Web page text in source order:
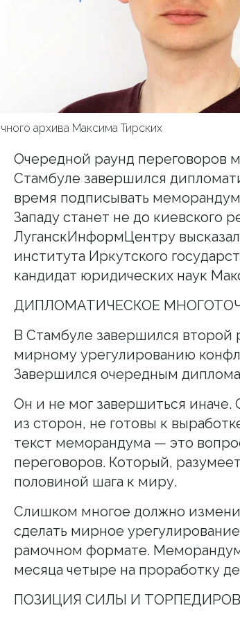
архива Максима Тирских
Очередной раунд переговоров
Стамбуле завершился
время подписывать
Западу станет не до киевского
ЛуганскИнформЦентру
института Иркутского
кандидат юридических наук
ДИПЛОМАТИЧЕСКОЕ
В Стамбуле завершился второй
мирному урегулированию
Завершился очередным
Он и не мог завершиться
из сторон, не готовы к
текст меморандума — это
переговоров. Который,
половиной шага к миру.
Слишком многое должно
сделать мирное
рамочном формате.
месяца четыре на проработку
ПОЗИЦИЯ СИЛЫ И